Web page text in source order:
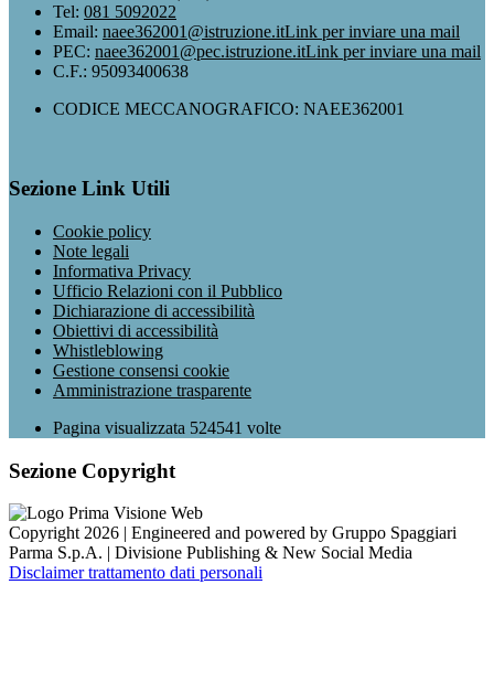
Tel: 081 5092022
Email: naee362001@istruzione.itLink per inviare una mail
PEC: naee362001@pec.istruzione.itLink per inviare una mail
C.F.: 95093400638
CODICE MECCANOGRAFICO: NAEE362001
Sezione Link Utili
Cookie policy
Note legali
Informativa Privacy
Ufficio Relazioni con il Pubblico
Dichiarazione di accessibilità
Obiettivi di accessibilità
Whistleblowing
Gestione consensi cookie
Amministrazione trasparente
Pagina visualizzata 524541 volte
Sezione Copyright
Copyright 2026 | Engineered and powered by Gruppo Spaggiari
Parma S.p.A. | Divisione Publishing & New Social Media
Disclaimer trattamento dati personali